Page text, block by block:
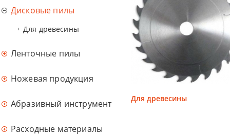
Дисковые пилы
Для древесины
Ленточные пилы
Ножевая продукция
Абразивный инструмент
Расходные материалы
Для древесины